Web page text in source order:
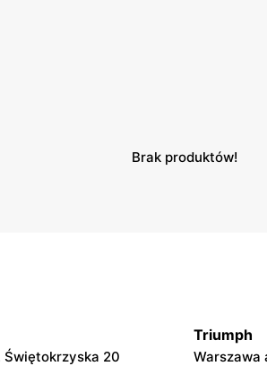
Brak produktów!
Świętokrzyska 20
Triumph
Warszawa